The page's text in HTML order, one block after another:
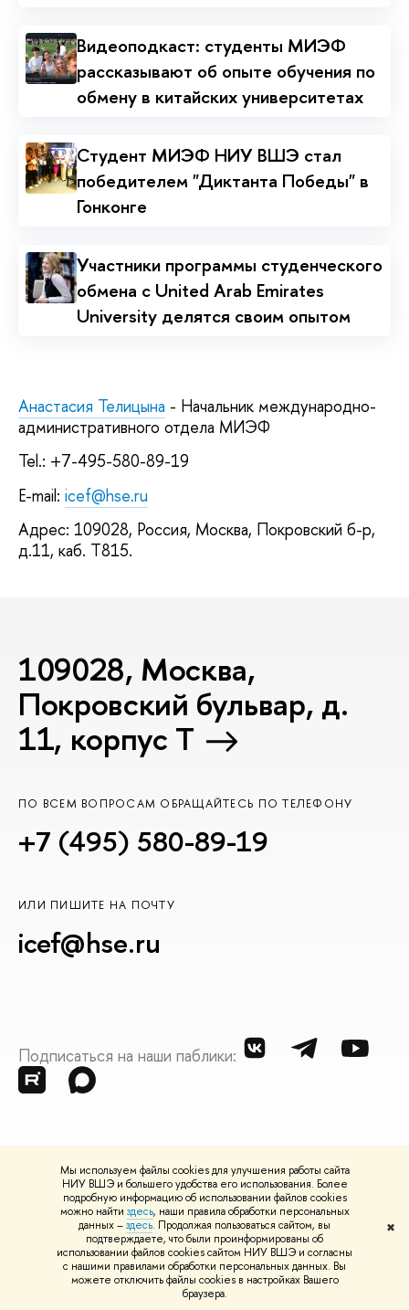
Мы используем файлы cookies для улучшения работы сайта
НИУ ВШЭ и большего удобства его использования. Более
подробную информацию об использовании файлов cookies
можно найти здесь, наши правила обработки персональных
данных –здесь. Продолжая пользоваться сайтом, вы
подтверждаете, что были проинформированы об
использовании файлов cookies сайтом НИУ ВШЭ и согласны
с нашими правилами обработки персональных данных. Вы
можете отключить файлы cookies в настройках Вашего
браузера.
✖
Видеоподкаст: студенты МИЭФ
рассказывают об опыте обучения по
обмену в китайских университетах
Студент МИЭФ НИУ ВШЭ стал
победителем "Диктанта Победы" в
Гонконге
Участники программы студенческого
обмена с United Arab Emirates
University делятся своим опытом
Анастасия Телицына - Начальник международно-
административного отдела МИЭФ
Tel.: +7-495-580-89-19
E-mail: icef@hse.ru
Адрес: 109028, Россия, Москва, Покровский б-р,
д.11, каб. T815.
109028, Москва,
Покровский бульвар, д.
11, корпус T
ПО ВСЕМ ВОПРОСАМ ОБРАЩАЙТЕСЬ ПО ТЕЛЕФОНУ
+7 (495) 580-89-19
ИЛИ ПИШИТЕ НА ПОЧТУ
icef@hse.ru
Подписаться на наши паблики:
О ВЫШКЕ
Цифры и факты
Руководство и структура